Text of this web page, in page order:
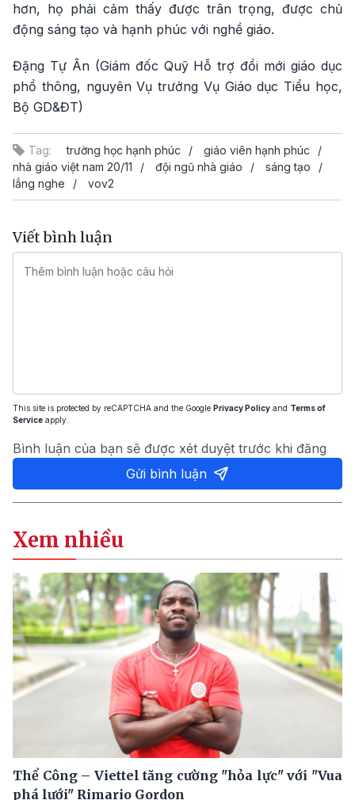
hơn, họ phải cảm thấy được trân trọng, được chủ
động sáng tạo và hạnh phúc với nghề giáo.
Đặng Tự Ân (Giám đốc Quỹ Hỗ trợ đổi mới giáo dục
phổ thông, nguyên Vụ trưởng Vụ Giáo dục Tiểu học,
Bộ GD&ĐT)
Tag: trường học hạnh phúc
giáo viên hạnh phúc
nhà giáo việt nam 20/11
đội ngũ nhà giáo
sáng tạo
lắng nghe
vov2
Viết bình luận
This site is protected by reCAPTCHA and the Google Privacy Policy and Terms of
Service apply.
Bình luận của bạn sẽ được xét duyệt trước khi đăng
Gửi bình luận
Xem nhiều
Thể Công – Viettel tăng cường "hỏa lực" với "Vua
phá lưới" Rimario Gordon